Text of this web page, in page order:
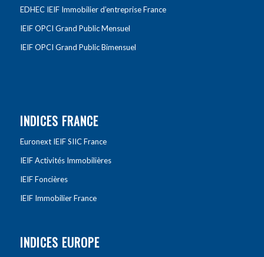
EDHEC IEIF Immobilier d’entreprise France
IEIF OPCI Grand Public Mensuel
IEIF OPCI Grand Public Bimensuel
INDICES FRANCE
Euronext IEIF SIIC France
IEIF Activités Immobilières
IEIF Foncières
IEIF Immobilier France
INDICES EUROPE